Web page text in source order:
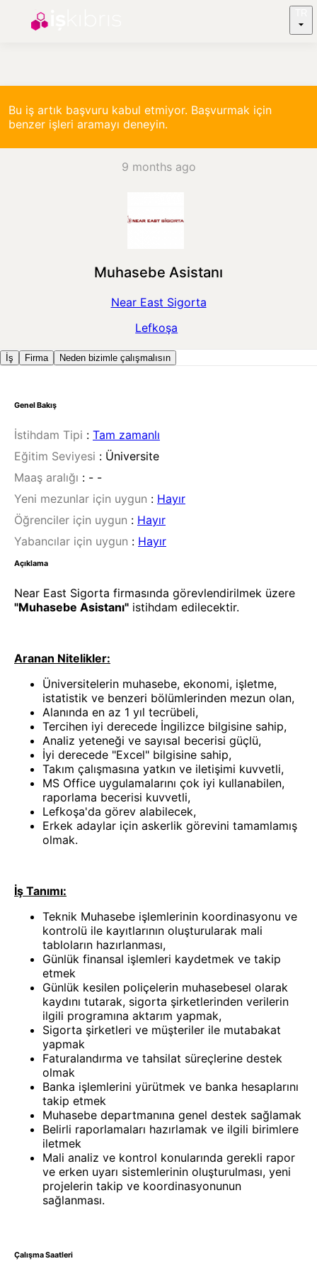
Bu iş artık başvuru kabul etmiyor. Başvurmak için
benzer işleri aramayı deneyin.
9 months ago
Muhasebe Asistanı
Near East Sigorta
Lefkoşa
İş Firma Neden bizimle çalışmalısın
Genel Bakış
İstihdam Tipi : Tam zamanlı
Eğitim Seviyesi : Üniversite
Maaş aralığı : - -
Yeni mezunlar için uygun : Hayır
Öğrenciler için uygun : Hayır
Yabancılar için uygun : Hayır
Açıklama
Near East Sigorta firmasında görevlendirilmek üzere
"Muhasebe Asistanı" istihdam edilecektir.
Aranan Nitelikler:
Üniversitelerin muhasebe, ekonomi, işletme,
istatistik ve benzeri bölümlerinden mezun olan,
Alanında en az 1 yıl tecrübeli,
Tercihen iyi derecede İngilizce bilgisine sahip,
Analiz yeteneği ve sayısal becerisi güçlü,
İyi derecede "Excel" bilgisine sahip,
Takım çalışmasına yatkın ve iletişimi kuvvetli,
MS Office uygulamalarını çok iyi kullanabilen,
raporlama becerisi kuvvetli,
Lefkoşa'da görev alabilecek,
Erkek adaylar için askerlik görevini tamamlamış
olmak.
İş Tanımı:
Teknik Muhasebe işlemlerinin koordinasyonu ve
kontrolü ile kayıtlarının oluşturularak mali
tabloların hazırlanması,
Günlük finansal işlemleri kaydetmek ve takip
etmek
Günlük kesilen poliçelerin muhasebesel olarak
kaydını tutarak, sigorta şirketlerinden verilerin
ilgili programına aktarım yapmak,
Sigorta şirketleri ve müşteriler ile mutabakat
yapmak
Faturalandırma ve tahsilat süreçlerine destek
olmak
Banka işlemlerini yürütmek ve banka hesaplarını
takip etmek
Muhasebe departmanına genel destek sağlamak
Belirli raporlamaları hazırlamak ve ilgili birimlere
iletmek
Mali analiz ve kontrol konularında gerekli rapor
ve erken uyarı sistemlerinin oluşturulması, yeni
projelerin takip ve koordinasyonunun
sağlanması.
Çalışma Saatleri